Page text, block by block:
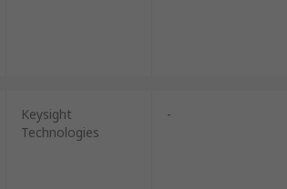
Keysight
Technologies
-